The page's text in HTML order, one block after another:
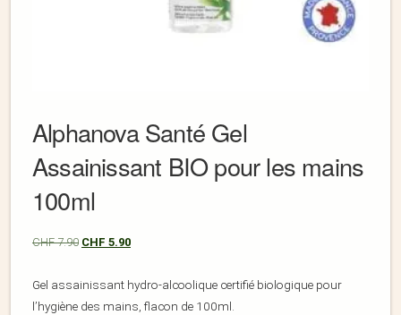
Alphanova Santé Gel
Assainissant BIO pour les mains
100ml
CHF7.90 CHF 5.90
Gel assainissant hydro-alcoolique certifié biologique pour
l’hygiène des mains, flacon de 100ml.